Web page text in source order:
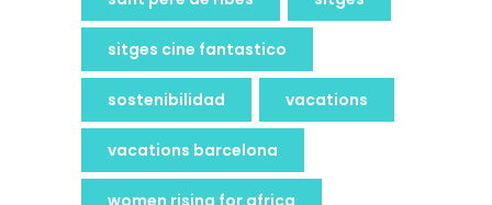
sitges cine fantastico
sostenibilidad vacations
vacations barcelona
women rising for africa